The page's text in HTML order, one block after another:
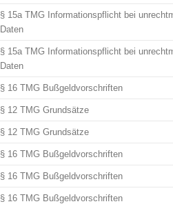
§ 15a TMG Informationspflicht bei
Daten
§ 15a TMG Informationspflicht bei
Daten
§ 16 TMG Bußgeldvorschriften
§ 12 TMG Grundsätze
§ 12 TMG Grundsätze
§ 16 TMG Bußgeldvorschriften
§ 16 TMG Bußgeldvorschriften
§ 16 TMG Bußgeldvorschriften